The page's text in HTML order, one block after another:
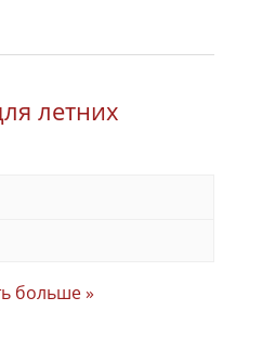
летних
больше »